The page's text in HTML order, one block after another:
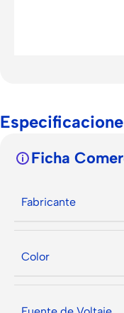
Ficha
Fabricante
Color